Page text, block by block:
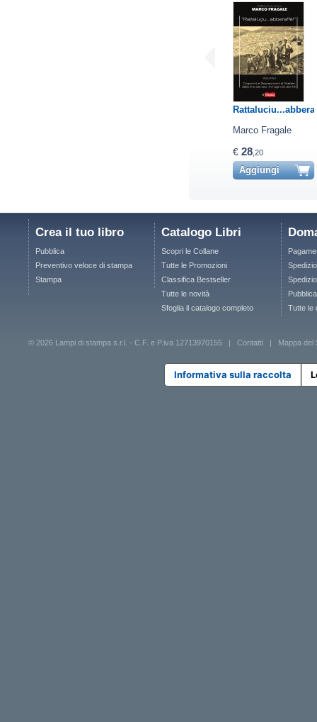
Marco Fragale
€ 28,20
Aggiungi
Crea il tuo libro
Pubblica
Preventivo veloce di stampa
Stampa
Catalogo Libri
Scopri le Collane
Tutte le Promozioni
Classifica Bestseller
Tutte le novità
Sfoglia il catalogo completo
Tutte le
© 2026 Lampi di stampa s.r.l. - C.F. e P.iva 12713970155 | Contatti Mappa del
Informativa sulla raccolta